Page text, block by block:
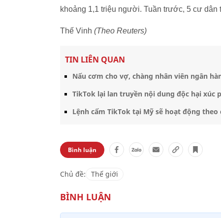
khoảng 1,1 triệu người. Tuần trước, 5 cư
Thế Vinh (Theo Reuters)
TIN LIÊN QUAN
Nấu cơm cho vợ, chàng nhân viên ngân
TikTok lại lan truyền nội dung độc hại xúc
Lệnh cấm TikTok tại Mỹ sẽ hoạt động theo
Bình luận
Chủ đề: Thế giới